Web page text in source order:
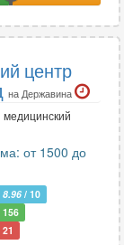
центр
на Державина
от 1500 до
8.96 / 10
156
21